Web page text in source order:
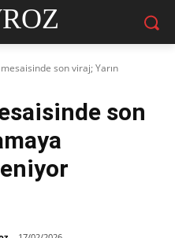
son viraj; Yarın
son